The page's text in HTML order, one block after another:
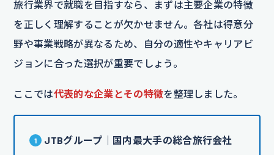
旅行業界で就職を目指すなら、まずは主要企業の特徴
を正しく理解することが欠かせません。各社は得意分
野や事業戦略が異なるため、自分の適性やキャリアビ
ジョンに合った選択が重要でしょう。
ここでは代表的な企業とその特徴を整理しました。
JTBグループ｜国内最大手の総合旅行会社